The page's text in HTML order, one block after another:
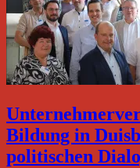
Bildung in
politischen